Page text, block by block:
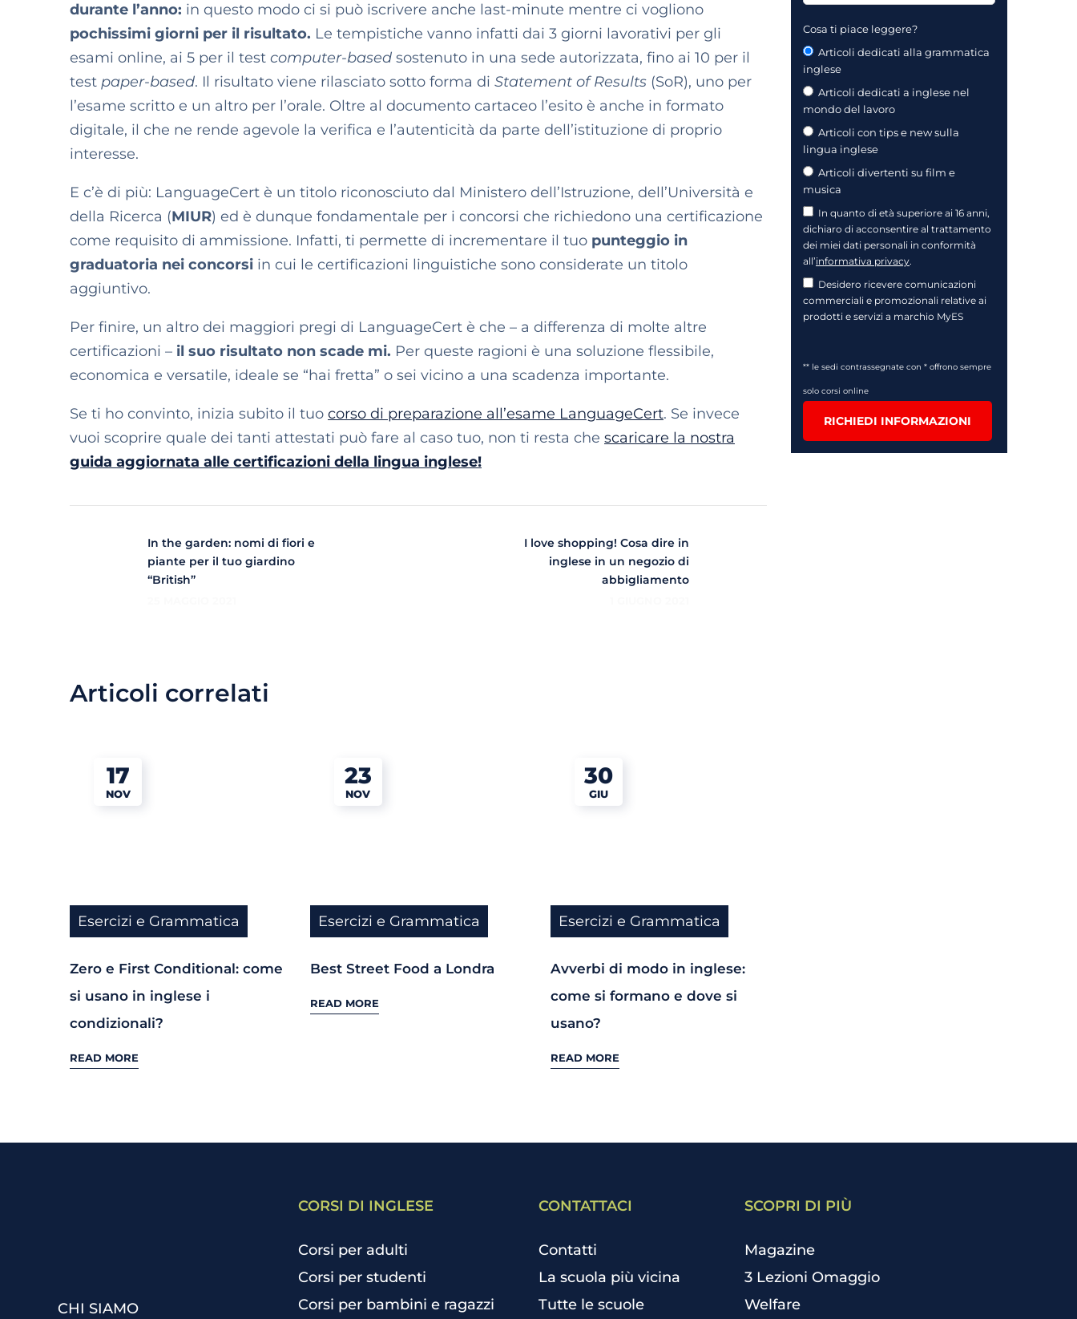
durante l’anno: in questo modo ci si può iscrivere anche last-minute mentre ci vogliono
pochissimi giorni per il risultato. Le tempistiche vanno infatti dai 3 giorni lavorativi per gli
esami online, ai 5 per il test computer-based sostenuto in una sede autorizzata, fino ai 10 per il
test paper-based. Il risultato viene rilasciato sotto forma di Statement of Results (SoR), uno per
l’esame scritto e un altro per l’orale. Oltre al documento cartaceo l’esito è anche in formato
digitale, il che ne rende agevole la verifica e l’autenticità da parte dell’istituzione di proprio
interesse.
E c’è di più: LanguageCert è un titolo riconosciuto dal Ministero dell’Istruzione, dell’Università e
della Ricerca (MIUR) ed è dunque fondamentale per i concorsi che richiedono una certificazione
come requisito di ammissione. Infatti, ti permette di incrementare il tuo punteggio in
graduatoria nei concorsi in cui le certificazioni linguistiche sono considerate un titolo
aggiuntivo.
Per finire, un altro dei maggiori pregi di LanguageCert è che – a differenza di molte altre
certificazioni – il suo risultato non scade mi. Per queste ragioni è una soluzione flessibile,
economica e versatile, ideale se “hai fretta” o sei vicino a una scadenza importante.
Se ti ho convinto, inizia subito il tuo corso di preparazione all’esame LanguageCert. Se invece
vuoi scoprire quale dei tanti attestati può fare al caso tuo, non ti resta che scaricare la nostra
guida aggiornata alle certificazioni della lingua inglese!
In the garden: nomi di fiori e
piante per il tuo giardino
“British”
I love shopping! Cosa dire in
inglese in un negozio di
abbigliamento
Articoli correlati
17
NOV
Esercizi e Grammatica
Zero e First Conditional: come
si usano in inglese i
condizionali?
READ MORE
23
NOV
Esercizi e Grammatica
Best Street Food a Londra
READ MORE
30
GIU
Esercizi e Grammatica
Avverbi di modo in inglese:
come si formano e dove si
usano?
READ MORE
Cosa ti piace leggere?
Articoli dedicati alla grammatica
inglese
Articoli dedicati a inglese nel
mondo del lavoro
Articoli con tips e new sulla
lingua inglese
Articoli divertenti su film e
musica
In quanto di età superiore ai 16 anni,
dichiaro di acconsentire al trattamento
dei miei dati personali in conformità
all’informativa privacy.
Desidero ricevere comunicazioni
commerciali e promozionali relative ai
prodotti e servizi a marchio MyES
** le sedi contrassegnate con * offrono sempre
solo corsi online
RICHIEDI INFORMAZIONI
CHI SIAMO
CORSI DI INGLESE
Corsi per adulti
Corsi per studenti
Corsi per bambini e ragazzi
CONTATTACI
Contatti
La scuola più vicina
Tutte le scuole
SCOPRI DI PIÙ
Magazine
3 Lezioni Omaggio
Welfare